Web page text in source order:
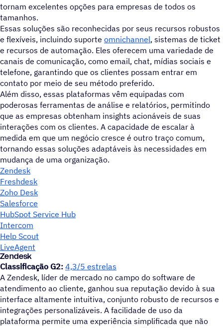
tornam excelentes opções para empresas de todos os
tamanhos.
Essas soluções são reconhecidas por seus recursos robustos
e flexíveis, incluindo suporte omnichannel, sistemas de ticket
e recursos de automação. Eles oferecem uma variedade de
canais de comunicação, como email, chat, mídias sociais e
telefone, garantindo que os clientes possam entrar em
contato por meio de seu método preferido.
Além disso, essas plataformas vêm equipadas com
poderosas ferramentas de análise e relatórios, permitindo
que as empresas obtenham insights acionáveis de suas
interações com os clientes. A capacidade de escalar à
medida em que um negócio cresce é outro traço comum,
tornando essas soluções adaptáveis às necessidades em
mudança de uma organização.
Zendesk
Freshdesk
Zoho Desk
Salesforce
HubSpot Service Hub
Intercom
Help Scout
LiveAgent
Zendesk
Classificação G2: 4,3/5 estrelas
A Zendesk, líder de mercado no campo do software de
atendimento ao cliente, ganhou sua reputação devido à sua
interface altamente intuitiva, conjunto robusto de recursos e
integrações personalizáveis. A facilidade de uso da
plataforma permite uma experiência simplificada que não